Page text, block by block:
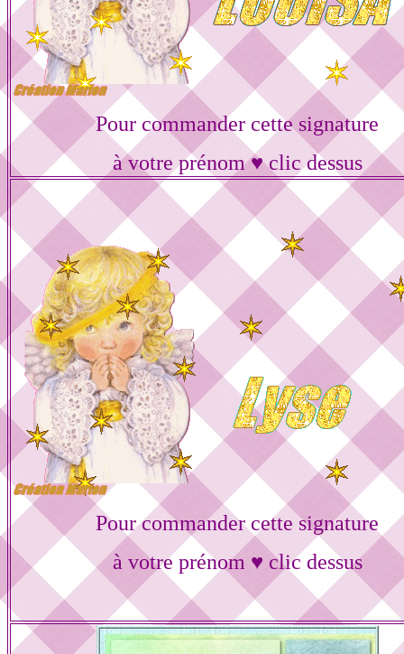
Pour commander cette signature
à votre prénom ♥ clic dessus
Pour commander cette signature
à votre prénom ♥ clic dessus